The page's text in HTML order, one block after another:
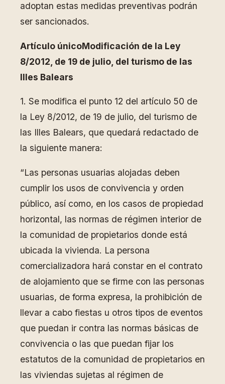
adoptan estas medidas preventivas podrán
ser sancionados.
Artículo únicoModificación de la Ley
8/2012, de 19 de julio, del turismo de las
Illes Balears
1. Se modifica el punto 12 del artículo 50 de
la Ley 8/2012, de 19 de julio, del turismo de
las Illes Balears, que quedará redactado de
la siguiente manera:
“Las personas usuarias alojadas deben
cumplir los usos de convivencia y orden
público, así como, en los casos de propiedad
horizontal, las normas de régimen interior de
la comunidad de propietarios donde está
ubicada la vivienda. La persona
comercializadora hará constar en el contrato
de alojamiento que se firme con las personas
usuarias, de forma expresa, la prohibición de
llevar a cabo fiestas u otros tipos de eventos
que puedan ir contra las normas básicas de
convivencia o las que puedan fijar los
estatutos de la comunidad de propietarios en
las viviendas sujetas al régimen de